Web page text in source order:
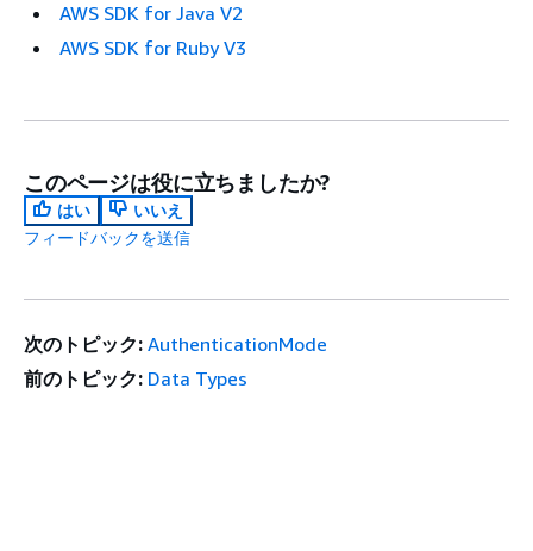
AWS SDK for Java V2
AWS SDK for Ruby V3
このページは役に立ちましたか?
はい
いいえ
フィードバックを送信
次のトピック: AuthenticationMode
前のトピック: Data Types